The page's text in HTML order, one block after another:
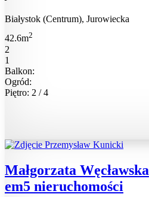
Białystok (Centrum), Jurowiecka
42.6m2
2
1
Balkon:
Ogród:
Piętro: 2 / 4
Małgorzata Węcławska
em5 nieruchomości